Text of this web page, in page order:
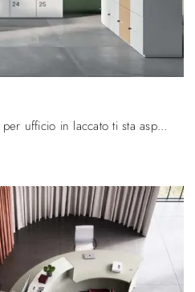
Una ricca gamma di armadi per ufficio in laccato ti sta aspettando! Il modello Armadio Lockers di Quadrifoglio ti sta aspettando!